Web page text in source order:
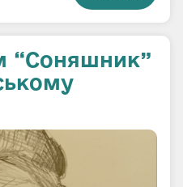
“Соняшник”